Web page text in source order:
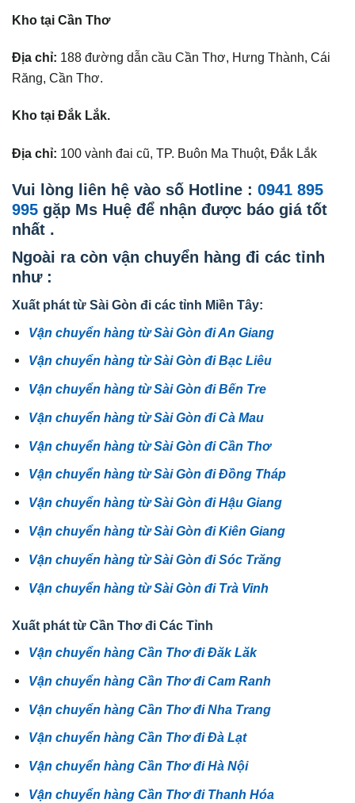
Kho tại Cần Thơ
Địa chỉ: 188 đường dẫn cầu Cần Thơ, Hưng Thành, Cái
Răng, Cần Thơ.
Kho tại Đắk Lắk.
Địa chỉ: 100 vành đai cũ, TP. Buôn Ma Thuột, Đắk Lắk
Vui lòng liên hệ vào số Hotline : 0941 895
995 gặp Ms Huệ để nhận được báo giá tốt
nhất .
Ngoài ra còn vận chuyển hàng đi các tỉnh
như :
Xuất phát từ Sài Gòn đi các tỉnh Miền Tây:
Vận chuyển hàng từ Sài Gòn đi An Giang
Vận chuyển hàng từ Sài Gòn đi Bạc Liêu
Vận chuyển hàng từ Sài Gòn đi Bến Tre
Vận chuyển hàng từ Sài Gòn đi Cà Mau
Vận chuyển hàng từ Sài Gòn đi Cần Thơ
Vận chuyển hàng từ Sài Gòn đi Đồng Tháp
Vận chuyển hàng từ Sài Gòn đi Hậu Giang
Vận chuyển hàng từ Sài Gòn đi Kiên Giang
Vận chuyển hàng từ Sài Gòn đi Sóc Trăng
Vận chuyển hàng từ Sài Gòn đi Trà Vinh
Xuất phát từ Cần Thơ đi Các Tỉnh
Vận chuyển hàng Cần Thơ đi Đăk Lăk
Vận chuyển hàng Cần Thơ đi Cam Ranh
Vận chuyển hàng Cần Thơ đi Nha Trang
Vận chuyển hàng Cần Thơ đi Đà Lạt
Vận chuyển hàng Cần Thơ đi Hà Nội
Vận chuyển hàng Cần Thơ đi Thanh Hóa